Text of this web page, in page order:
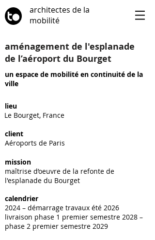
architectes de la
mobilité
aménagement de l'esplanade
de l’aéroport du Bourget
un espace de mobilité en continuité de la
ville
lieu
Le Bourget, France
client
Aéroports de Paris
mission
maîtrise d’oeuvre de la refonte de
l'esplanade du Bourget
calendrier
2024 – démarrage travaux été 2026
livraison phase 1 premier semestre 2028 –
phase 2 premier semestre 2029